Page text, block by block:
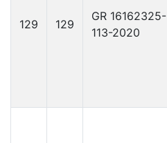
129 129
GR 16162325-
113-2020